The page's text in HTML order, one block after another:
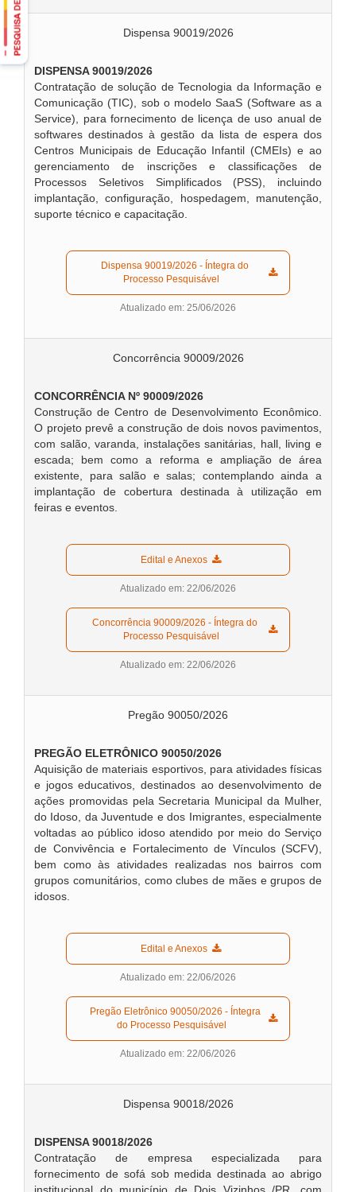
Dispensa 90019/2026
DISPENSA 90019/2026
Contratação de solução de Tecnologia da Informação e
Comunicação (TIC), sob o modelo SaaS (Software as a
Service), para fornecimento de licença de uso anual de
softwares destinados à gestão da lista de espera dos
Centros Municipais de Educação Infantil (CMEIs) e ao
gerenciamento de inscrições e classificações de
Processos Seletivos Simplificados (PSS), incluindo
implantação, configuração, hospedagem, manutenção,
suporte técnico e capacitação.
Processo Pesquisável
Atualizado em: 25/06/2026
Concorrência 90009/2026
CONCORRÊNCIA Nº 90009/2026
Construção de Centro de Desenvolvimento Econômico.
O projeto prevê a construção de dois novos pavimentos,
com salão, varanda, instalações sanitárias, hall, living e
escada; bem como a reforma e ampliação de área
existente, para salão e salas; contemplando ainda a
implantação de cobertura destinada à utilização em
feiras e eventos.
  Edital e Anexos
Atualizado em: 22/06/2026
Processo Pesquisável
Atualizado em: 22/06/2026
Pregão 90050/2026
PREGÃO ELETRÔNICO 90050/2026
Aquisição de materiais esportivos, para atividades físicas
e jogos educativos, destinados ao desenvolvimento de
ações promovidas pela Secretaria Municipal da Mulher,
do Idoso, da Juventude e dos Imigrantes, especialmente
voltadas ao público idoso atendido por meio do Serviço
de Convivência e Fortalecimento de Vínculos (SCFV),
bem como às atividades realizadas nos bairros com
grupos comunitários, como clubes de mães e grupos de
idosos.
  Edital e Anexos
Atualizado em: 22/06/2026
do Processo Pesquisável
Atualizado em: 22/06/2026
Dispensa 90018/2026
DISPENSA 90018/2026
Contratação de empresa especializada para
fornecimento de sofá sob medida destinada ao abrigo